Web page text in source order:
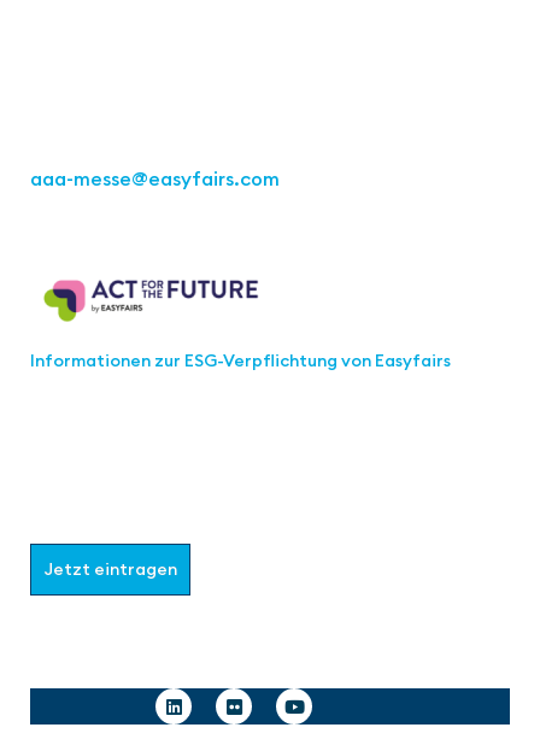
aaa-messe@easyfairs.com
Informationen zur ESG-Verpflichtung von Easyfairs
Jetzt eintragen